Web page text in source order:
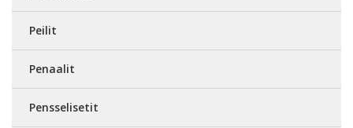
Peilit
Penaalit
Pensselisetit